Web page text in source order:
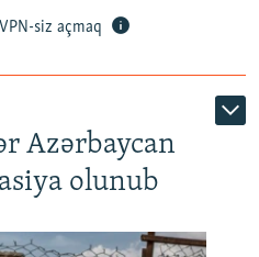
VPN-siz açmaq
Azərbaycan
olunub